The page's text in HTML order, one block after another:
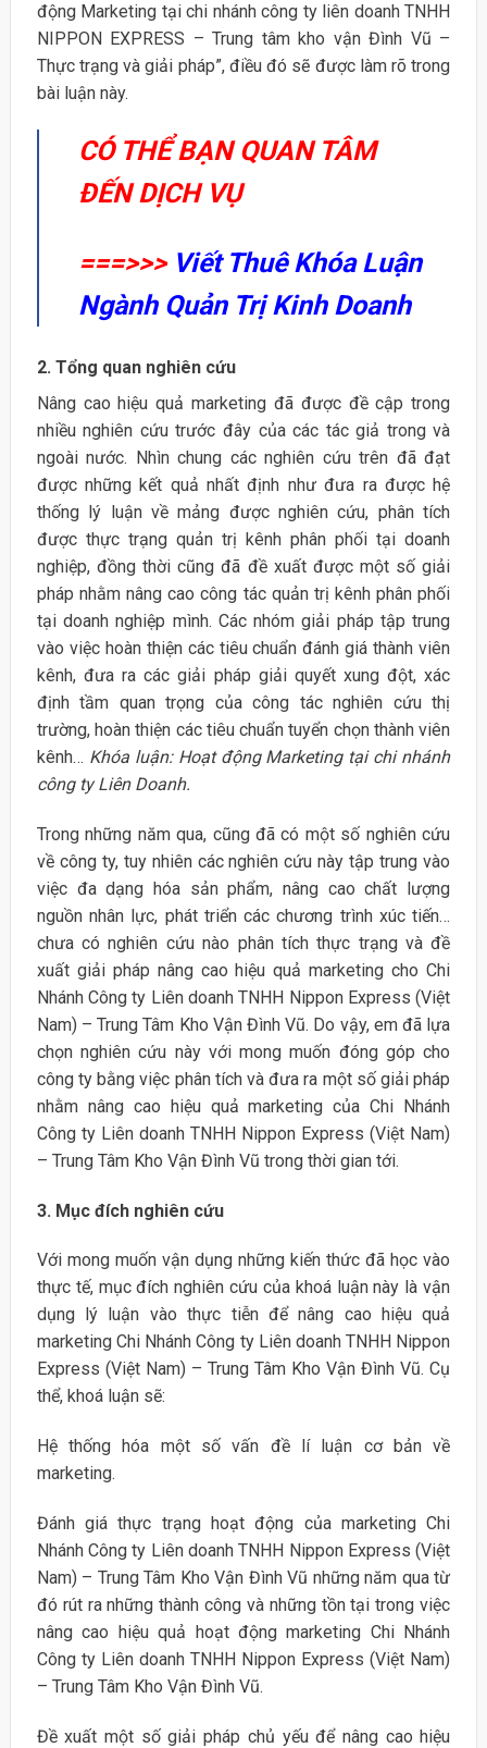
động Marketing tại chi nhánh công ty liên doanh TNHH
NIPPON EXPRESS – Trung tâm kho vận Đình Vũ –
Thực trạng và giải pháp”, điều đó sẽ được làm rõ trong
bài luận này.
CÓ THỂ BẠN QUAN TÂM
ĐẾN DỊCH VỤ
===>>> Viết Thuê Khóa Luận
Ngành Quản Trị Kinh Doanh
2. Tổng quan nghiên cứu
Nâng cao hiệu quả marketing đã được đề cập trong
nhiều nghiên cứu trước đây của các tác giả trong và
ngoài nước. Nhìn chung các nghiên cứu trên đã đạt
được những kết quả nhất định như đưa ra được hệ
thống lý luận về mảng được nghiên cứu, phân tích
được thực trạng quản trị kênh phân phối tại doanh
nghiệp, đồng thời cũng đã đề xuất được một số giải
pháp nhằm nâng cao công tác quản trị kênh phân phối
tại doanh nghiệp mình. Các nhóm giải pháp tập trung
vào việc hoàn thiện các tiêu chuẩn đánh giá thành viên
kênh, đưa ra các giải pháp giải quyết xung đột, xác
định tầm quan trọng của công tác nghiên cứu thị
trường, hoàn thiện các tiêu chuẩn tuyển chọn thành viên
kênh… Khóa luận: Hoạt động Marketing tại chi nhánh
công ty Liên Doanh.
Trong những năm qua, cũng đã có một số nghiên cứu
về công ty, tuy nhiên các nghiên cứu này tập trung vào
việc đa dạng hóa sản phẩm, nâng cao chất lượng
nguồn nhân lực, phát triển các chương trình xúc tiến…
chưa có nghiên cứu nào phân tích thực trạng và đề
xuất giải pháp nâng cao hiệu quả marketing cho Chi
Nhánh Công ty Liên doanh TNHH Nippon Express (Việt
Nam) – Trung Tâm Kho Vận Đình Vũ. Do vậy, em đã lựa
chọn nghiên cứu này với mong muốn đóng góp cho
công ty bằng việc phân tích và đưa ra một số giải pháp
nhằm nâng cao hiệu quả marketing của Chi Nhánh
Công ty Liên doanh TNHH Nippon Express (Việt Nam)
– Trung Tâm Kho Vận Đình Vũ trong thời gian tới.
3. Mục đích nghiên cứu
Với mong muốn vận dụng những kiến thức đã học vào
thực tế, mục đích nghiên cứu của khoá luận này là vận
dụng lý luận vào thực tiễn để nâng cao hiệu quả
marketing Chi Nhánh Công ty Liên doanh TNHH Nippon
Express (Việt Nam) – Trung Tâm Kho Vận Đình Vũ. Cụ
thể, khoá luận sẽ:
Hệ thống hóa một số vấn đề lí luận cơ bản về
marketing.
Đánh giá thực trạng hoạt động của marketing Chi
Nhánh Công ty Liên doanh TNHH Nippon Express (Việt
Nam) – Trung Tâm Kho Vận Đình Vũ những năm qua từ
đó rút ra những thành công và những tồn tại trong việc
nâng cao hiệu quả hoạt động marketing Chi Nhánh
Công ty Liên doanh TNHH Nippon Express (Việt Nam)
– Trung Tâm Kho Vận Đình Vũ.
Đề xuất một số giải pháp chủ yếu để nâng cao hiệu